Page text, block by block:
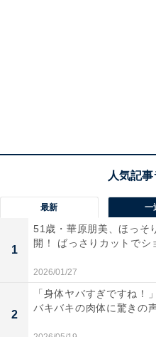
最新 一
1
51歳・華原朋美、ほっそ
開！ ばっさりカットでシ
2026/01/27
2
「身体ヤバすぎですね！
バキバキの肉体に驚きの